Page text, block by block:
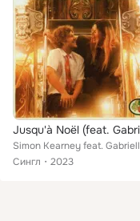
Сингл
2023